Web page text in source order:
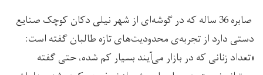
صابره 36 ساله که در گوشه‌ای از شهر نیلی دکان کوچک صنایع
دستی دارد از تجربه‌ی محدودیت‌های تازه طالبان گفته است:
«تعداد زنانی که در بازار می‌آیند بسیار کم شده، حتی گفته